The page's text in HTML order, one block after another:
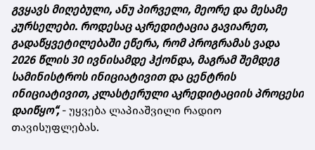
გვყავს მიღებული, ანუ პირველი, მეორე და მესამე
კურსელები. როდესაც აკრედიტაცია გავიარეთ,
გადაწყვეტილებაში ეწერა, რომ პროგრამას ვადა
2026 წლის 30 ივნისამდე ჰქონდა, მაგრამ შემდეგ
სამინისტროს ინიციატივით და ცენტრის
ინიციატივით, კლასტერული აკრედიტაციის პროცესი
დაიწყო“, - უყვება ლაპიაშვილი რადიო
თავისუფლებას.